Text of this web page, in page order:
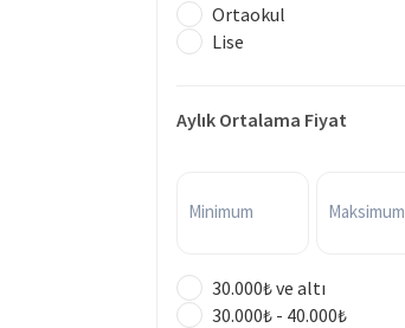
Ortaokul
Lise
Aylık Ortalama Fiyat
Minimum Maksimum
30.000₺ ve altı
30.000₺ - 40.000₺